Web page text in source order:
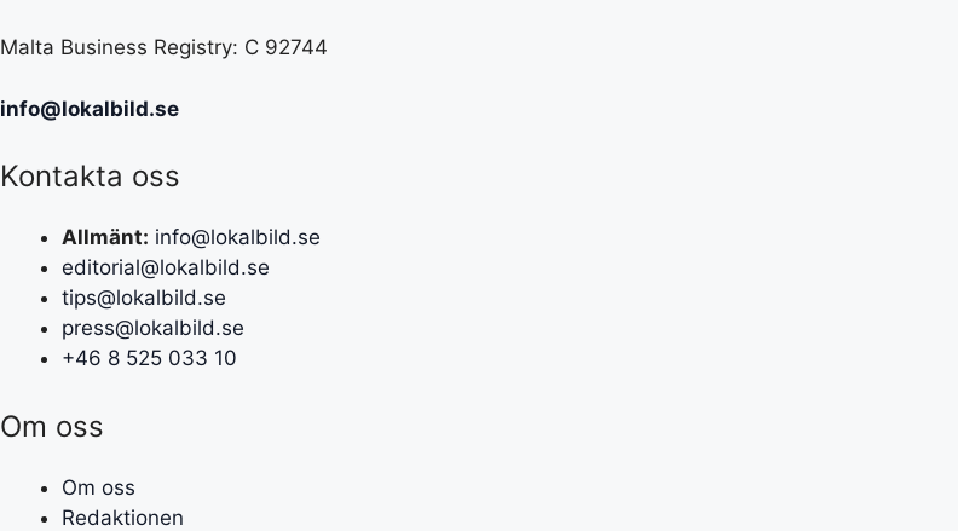
Malta Business Registry: C 92744
info@lokalbild.se
Kontakta oss
Allmänt: info@lokalbild.se
editorial@lokalbild.se
tips@lokalbild.se
press@lokalbild.se
+46 8 525 033 10
Om oss
Om oss
Redaktionen